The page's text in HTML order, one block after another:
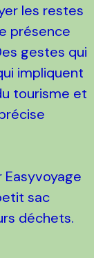
les restes
présence
gestes qui
impliquent
tourisme et
sac
déchets.